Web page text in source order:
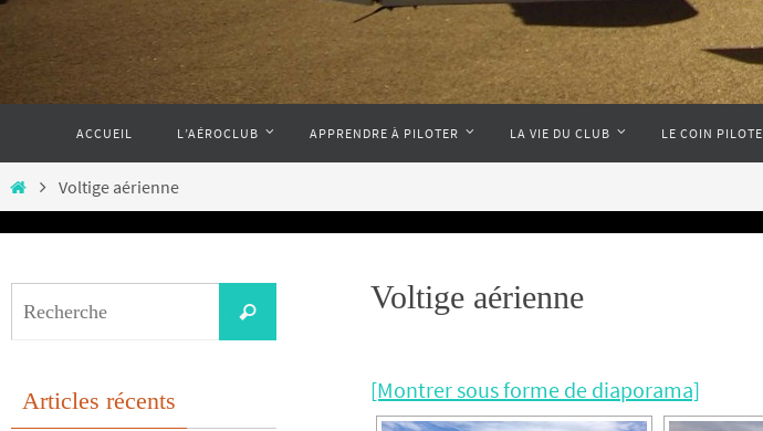
contenu
ACCUEIL L’AÉROCLUB APPRENDRE À PILOTER LA VIE DU CLUB LE COIN PILOTE
HomeVoltige aérienne
Voltige aérienne
[Montrer sous forme de diaporama]
for:
Recherche
Articles récents